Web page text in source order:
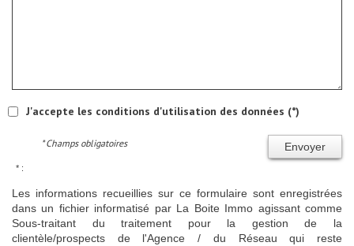
J'accepte les conditions d'utilisation des données (*)
Envoyer
* Champs obligatoires
* :
Les informations recueillies sur ce formulaire sont enregistrées
dans un fichier informatisé par La Boite Immo agissant comme
Sous-traitant du traitement pour la gestion de la
clientèle/prospects de l'Agence / du Réseau qui reste